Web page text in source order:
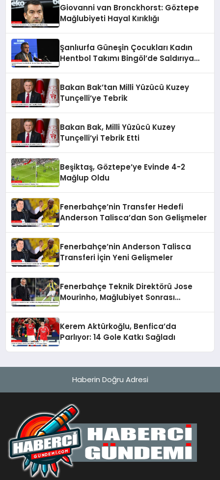
Giovanni van Bronckhorst: Göztepe
Mağlubiyeti Hayal Kırıklığı
Şanlıurfa Güneşin Çocukları Kadın
Hentbol Takımı Bingöl’de Saldırıya
Bakan Bak’tan Milli Yüzücü Kuzey
Tunçelli’ye Tebrik
Bakan Bak, Milli Yüzücü Kuzey
Tunçelli’yi Tebrik Etti
Beşiktaş, Göztepe’ye Evinde 4-2
Mağlup Oldu
Fenerbahçe’nin Transfer Hedefi
Anderson Talisca’dan Son Gelişmeler
Fenerbahçe’nin Anderson Talisca
Transferi İçin Yeni Gelişmeler
Fenerbahçe Teknik Direktörü Jose
Mourinho, Mağlubiyet Sonrası
Kerem Aktürkoğlu, Benfica’da
Parlıyor: 14 Gole Katkı Sağladı
Haberin Doğru Adresi